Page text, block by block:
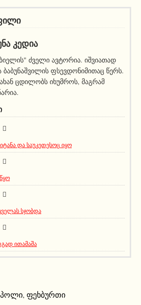
ᲙᲔᲓᲘᲐ
ძველი ავტორია. იშვიათად
ფსევდონიმითაც წერს.
ცდილობს იხუმროს, მაგრამ
და საუკეთესოც იყო
სჯობდა
ითამაშა
, ფეხბურთი